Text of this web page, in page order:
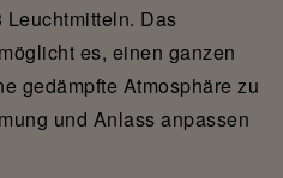
Das
es, einen ganzen
gedämpfte Atmosphäre zu
und Anlass anpassen